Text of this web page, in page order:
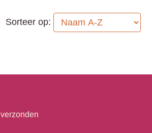
Sorteer op: